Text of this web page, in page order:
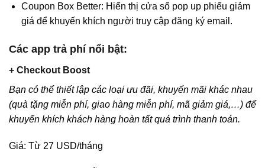
Coupon Box Better: Hiển thị cửa sổ pop up phiếu giảm
giá để khuyến khích người truy cập đăng ký email.
Các app trả phí nổi bật:
+ Checkout Boost
Bạn có thể thiết lập các loại ưu đãi, khuyến mãi khác nhau
(quà tặng miễn phí, giao hàng miễn phí, mã giảm giá,…) để
khuyến khích khách hàng hoàn tất quá trình thanh toán.
Giá: Từ 27 USD/tháng